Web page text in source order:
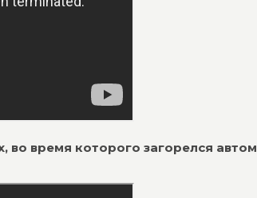
время которого загорелся